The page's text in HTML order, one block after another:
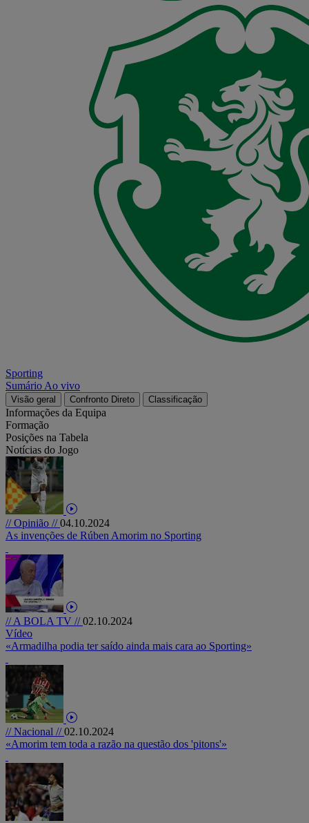
Sporting
Sumário Ao vivo
Visão geral Confronto Direto Classificação
Informações da Equipa
Formação
Posições na Tabela
Notícias do Jogo
// Opinião //04.10.2024
As invenções de Rúben Amorim no Sporting
// A BOLA TV //02.10.2024
Vídeo
«Armadilha podia ter saído ainda mais cara ao Sporting»
// Nacional //02.10.2024
«Amorim tem toda a razão na questão dos 'pitons'»